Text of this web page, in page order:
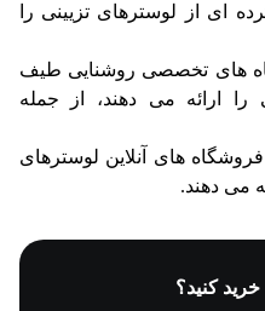
ای از لوسترهای تزیینی را
های تخصصی روشنایی طیف
را ارائه می دهند، از جمله
های آنلاین لوسترهای
می دهند.
کنید؟